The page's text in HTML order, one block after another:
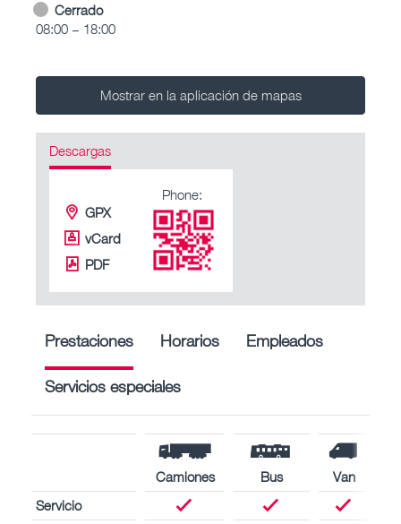
Cerrado
08:00 – 18:00
Mostrar en la aplicación de mapas
Descargas
GPX
vCard
PDF
Phone:
Prestaciones Horarios Empleados
Servicios especiales
Camiones Bus
Van
Servicio